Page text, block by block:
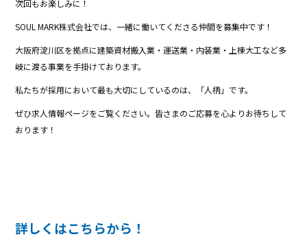
次回もお楽しみに！
SOUL MARK株式会社では、一緒に働いてくださる仲間を募集中です！
大阪府淀川区を拠点に建築資材搬入業・運送業・内装業・上棟大工など多
岐に渡る事業を手掛けております。
私たちが採用において最も大切にしているのは、「人柄」です。
ぜひ求人情報ページをご覧ください。皆さまのご応募を心よりお待ちして
おります！
詳しくはこちらから！